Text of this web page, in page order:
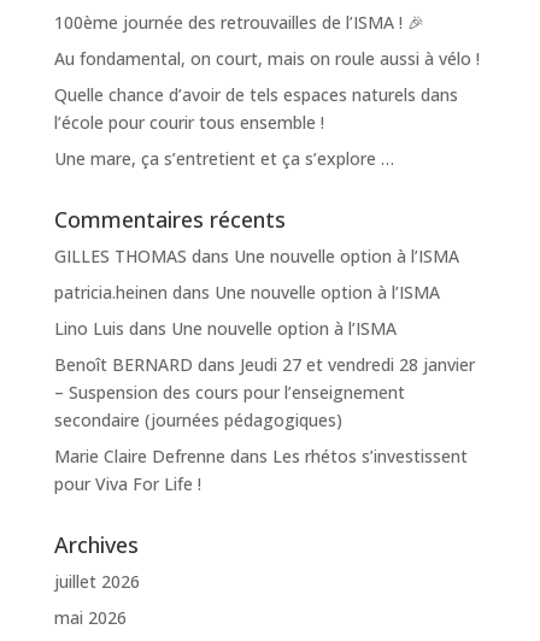
100ème journée des retrouvailles de l’ISMA ! 🎉
Au fondamental, on court, mais on roule aussi à vélo !
Quelle chance d’avoir de tels espaces naturels dans
l’école pour courir tous ensemble !
Une mare, ça s’entretient et ça s’explore …
Commentaires récents
GILLES THOMAS dans Une nouvelle option à l’ISMA
patricia.heinen dans Une nouvelle option à l’ISMA
Lino Luis dans Une nouvelle option à l’ISMA
Benoît BERNARD dans Jeudi 27 et vendredi 28 janvier
– Suspension des cours pour l’enseignement
secondaire (journées pédagogiques)
Marie Claire Defrenne dans Les rhétos s’investissent
pour Viva For Life !
Archives
juillet 2026
mai 2026